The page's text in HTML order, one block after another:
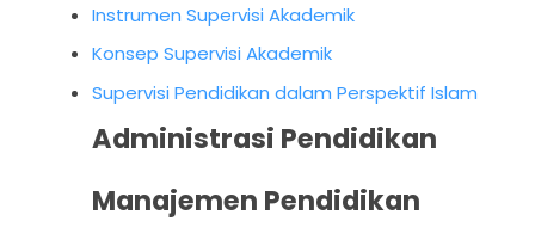
Instrumen Supervisi Akademik
Konsep Supervisi Akademik
Supervisi Pendidikan dalam Perspektif Islam
Administrasi Pendidikan
Manajemen Pendidikan